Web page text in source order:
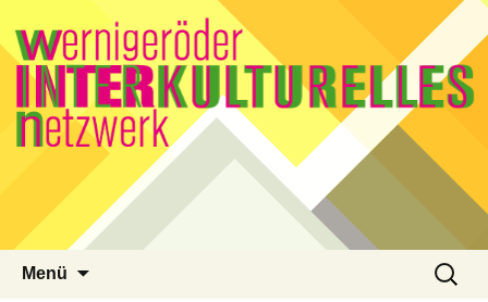
Menü
Suchen
nach: